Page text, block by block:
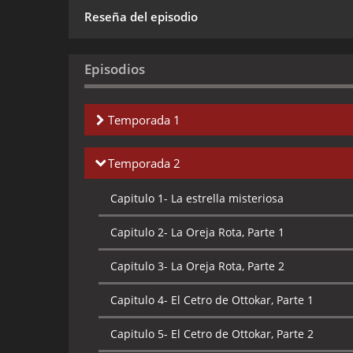
Reseña del episodio
Episodios
Temporada 1
Capitulo 1-
Temporada 2
Capitulo 1- La estrella misteriosa
Capitulo 2- La Oreja Rota, Parte 1
Capitulo 3- La Oreja Rota, Parte 2
Capitulo 4- El Cetro de Ottokar, Parte 1
Capitulo 5- El Cetro de Ottokar, Parte 2